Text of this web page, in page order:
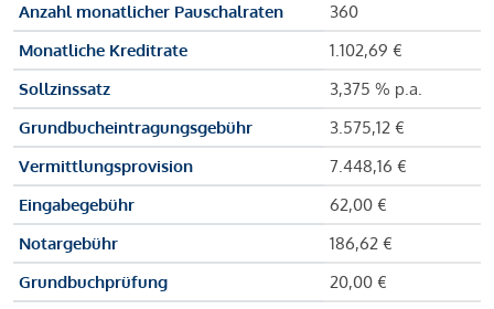
Anzahl monatlicher Pauschalraten
360
Monatliche Kreditrate
1.102,69 €
Sollzinssatz
3,375 % p.a.
Grundbucheintragungsgebühr
3.575,12 €
Vermittlungsprovision
7.448,16 €
Eingabegebühr
62,00 €
Notargebühr
186,62 €
Grundbuchprüfung
20,00 €